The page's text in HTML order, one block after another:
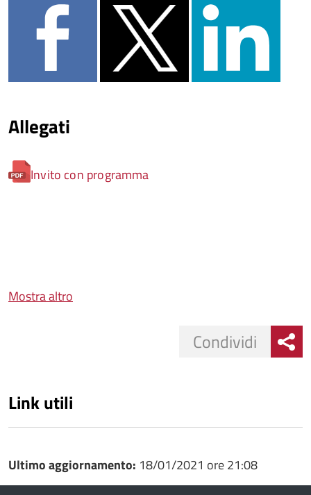
Allegati
Invito con programma
Mostra altro
Condividi
Link utili
Ultimo aggiornamento: 18/01/2021 ore 21:08